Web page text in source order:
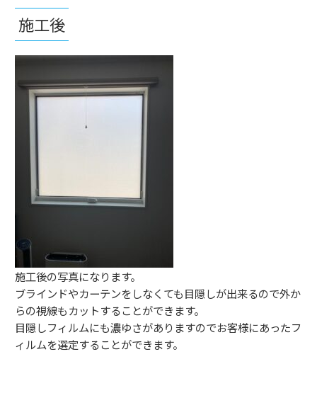
施工後
施工後の写真になります。
ブラインドやカーテンをしなくても目隠しが出来るので外か
らの視線もカットすることができます。
目隠しフィルムにも濃ゆさがありますのでお客様にあったフ
ィルムを選定することができます。